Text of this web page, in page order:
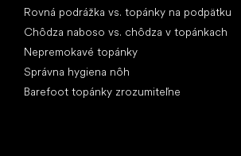
Rovná podrážka vs. topánky na podpätku
Chôdza naboso vs. chôdza v topánkach
Nepremokavé topánky
Správna hygiena nôh
Barefoot topánky zrozumiteľne